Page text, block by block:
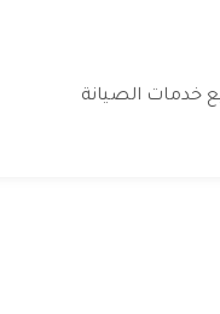
خدمات الصيانة